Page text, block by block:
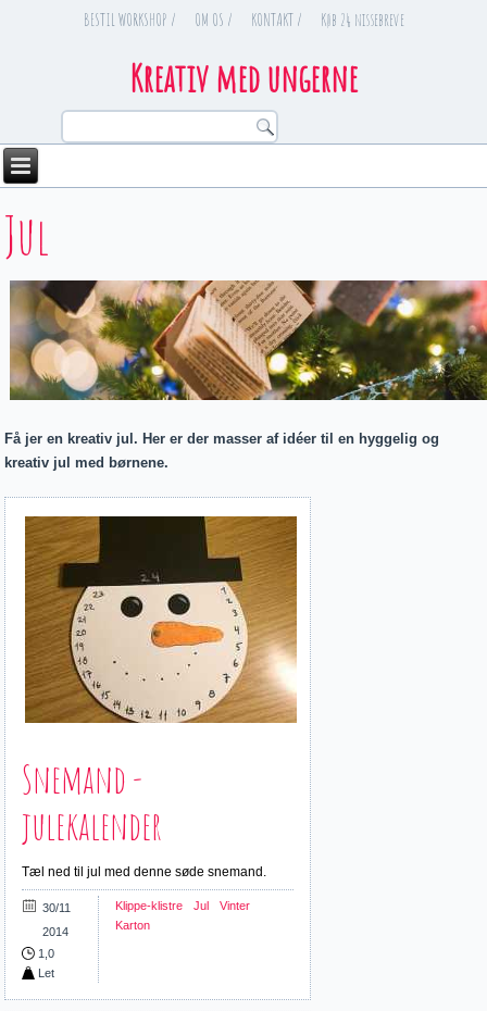
BESTIL WORKSHOP / OM OS / KONTAKT / Køb 24 nissebreve
Kreativ med ungerne
Jul
Få jer en kreativ jul. Her er der masser af idéer til en hyggelig og
kreativ jul med børnene.
Snemand -
julekalender
Tæl ned til jul med denne søde snemand.
30/11
2014
1,0
Let
Klippe-klistre Jul
Vinter
Karton